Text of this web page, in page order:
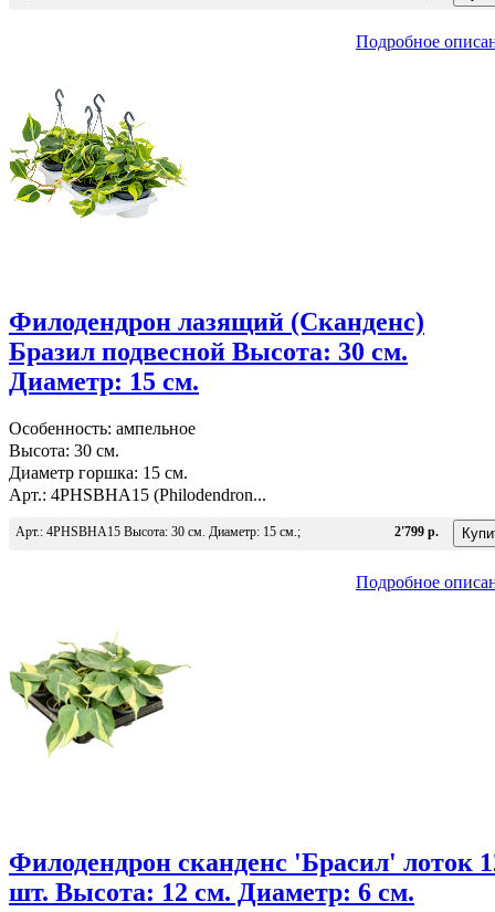
Подробное
Филодендрон лазящий (Сканденс)
Бразил подвесной Высота: 30 см.
Диаметр: 15 см.
Особенность: ампельное
Высота: 30 см.
Диаметр горшка: 15 см.
Арт.: 4PHSBHA15 (Philodendron...
Арт.: 4PHSBHA15 Высота: 30 см. Диаметр: 15 см.; 2'799 р.
Подробное
Филодендрон сканденс 'Брасил' лоток
шт. Высота: 12 см. Диаметр: 6 см.